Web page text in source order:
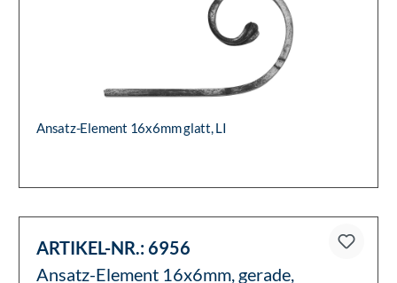
Ansatz-Element 16x6mm glatt, LI
ARTIKEL-NR.:6956
Ansatz-Element 16x6mm, gerade,